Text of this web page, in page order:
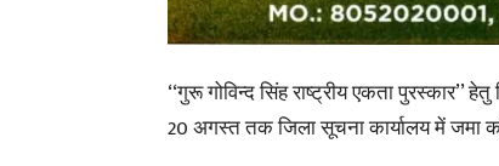
‘‘गुरू गोविन्द सिंह राष्ट्रीय एकता पुरस्कार’’
20 अगस्त तक जिला सूचना कार्यालय में जमा